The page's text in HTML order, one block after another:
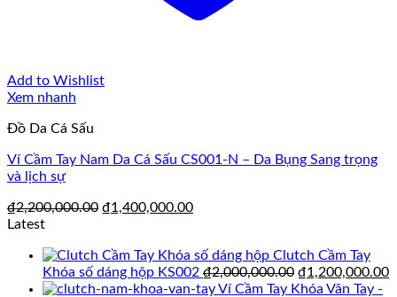
Add to Wishlist
Xem nhanh
Đồ Da Cá Sấu
Ví Cầm Tay Nam Da Cá Sấu CS001-N – Da Bụng Sang trọng
và lịch sự
₫2,200,000.00 Giá
₫2,200,000.00.
₫1,400,000.00Giá
là:
₫1,400,000.00.
Latest
Clutch Cầm Tay
Khóa số dáng hộp KS002 ₫2,000,000.00 Giá
gốc
₫1,200,000.00
Ví Cầm Tay Khóa Vân Tay -